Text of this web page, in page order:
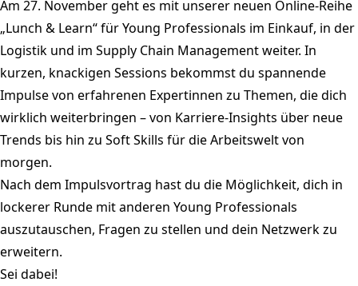
Am 27. November geht es mit unserer neuen Online-Reihe
„Lunch & Learn“ für Young Professionals im Einkauf, in der
Logistik und im Supply Chain Management weiter. In
kurzen, knackigen Sessions bekommst du spannende
Impulse von erfahrenen Expertinnen zu Themen, die dich
wirklich weiterbringen – von Karriere-Insights über neue
Trends bis hin zu Soft Skills für die Arbeitswelt von
morgen.
Nach dem Impulsvortrag hast du die Möglichkeit, dich in
lockerer Runde mit anderen Young Professionals
auszutauschen, Fragen zu stellen und dein Netzwerk zu
erweitern.
Sei dabei!